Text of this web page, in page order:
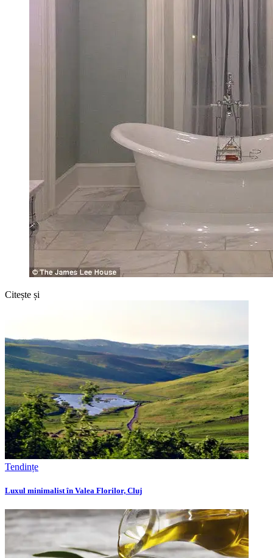
Citește și
Tendințe
Luxul minimalist în Valea Florilor, Cluj